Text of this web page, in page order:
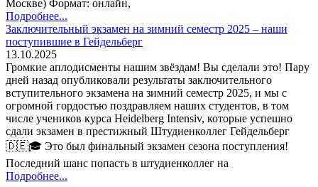
Москве) Формат: онлайн,
Подробнее...
Заключительный экзамен на зимний семестр 2025 – наши
поступившие в Гейдельберг
13.10.2025
Громкие аплодисменты нашим звёздам! Вы сделали это! Пару
дней назад опубликовали результаты заключительного
вступительного экзамена на зимний семестр 2025, и мы с
огромной гордостью поздравляем наших студентов, в том
числе учеников курса Heidelberg Intensiv, которые успешно
сдали экзамен в престижный Штудиенколлег Гейдельберг
🇩🇪🎓 Это был финальный экзамен сезона поступления!
Последний шанс попасть в штудиенколлег на
Подробнее...